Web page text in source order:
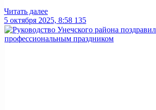
Читать далее
5 октября 2025, 8:58 135